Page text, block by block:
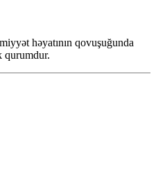
həyatının qovuşuğunda
qurumdur.